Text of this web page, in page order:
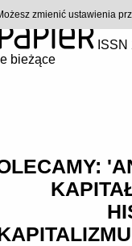
bieżące
zmienić ustawienia